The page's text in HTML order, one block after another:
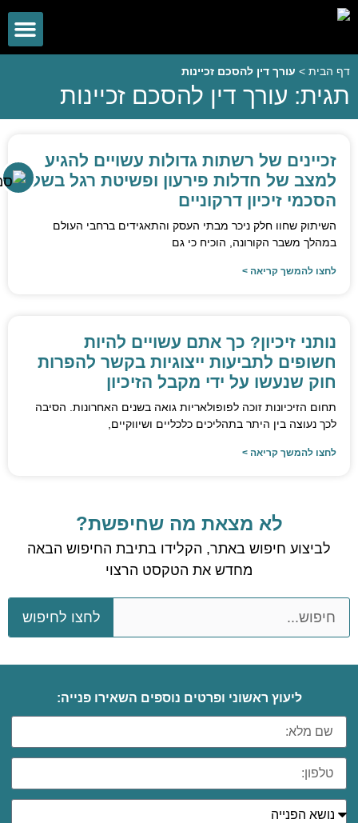
דף הבית > עורך דין להסכם זכיינות
תגית: עורך דין להסכם זכיינות
זכיינים של רשתות גדולות עשויים להגיע
למצב של חדלות פירעון ופשיטת רגל בשל
הסכמי זיכיון דרקוניים
השיתוק שחוו חלק ניכר מבתי העסק והתאגידים ברחבי העולם
במהלך משבר הקורונה, הוכיח כי גם
לחצו להמשך קריאה >
נותני זיכיון? כך אתם עשויים להיות
חשופים לתביעות ייצוגיות בקשר להפרות
חוק שנעשו על ידי מקבל הזיכיון
תחום הזיכיונות זוכה לפופולאריות גואה בשנים האחרונות. הסיבה
לכך נעוצה בין היתר בתהליכים כלכליים ושיווקיים,
לחצו להמשך קריאה >
לא מצאת מה שחיפשת?
לביצוע חיפוש באתר, הקלידו בתיבת החיפוש הבאה
מחדש את הטקסט הרצוי
לחצו לחיפוש
ליעוץ ראשוני ופרטים נוספים השאירו פנייה:
visibility_off השבת את ההבזקים
סמן כותרות
צבע רקע
zoom_out זום (הקטנה)
zoom_in זום (הגדלה)
remove_circle_outline הקטנת גופן
brightness_low ניגודיות כהה
format_underlined הוסף קו תחתון לקישורים
לאפס את כל האפשרויות
cached